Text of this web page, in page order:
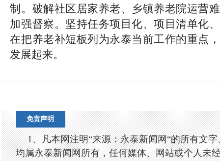
制。破解社区居家养老、乡镇养老院运营
加强督察。坚持任务项目化、项目清单化
在把养老补短板列为永泰当前工作的重点
发展起来。
免责声明
1、凡本网注明“来源：永泰新闻网“的所有文
均属永泰新闻网所有，任何媒体、网站或个人未